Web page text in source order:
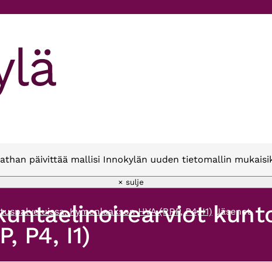
päivittää mallisi Innokylän uuden tietomallin
× sulje
Kymenlaakson HVA (RRP, P4, I1) Jäsenet
P4, I1)